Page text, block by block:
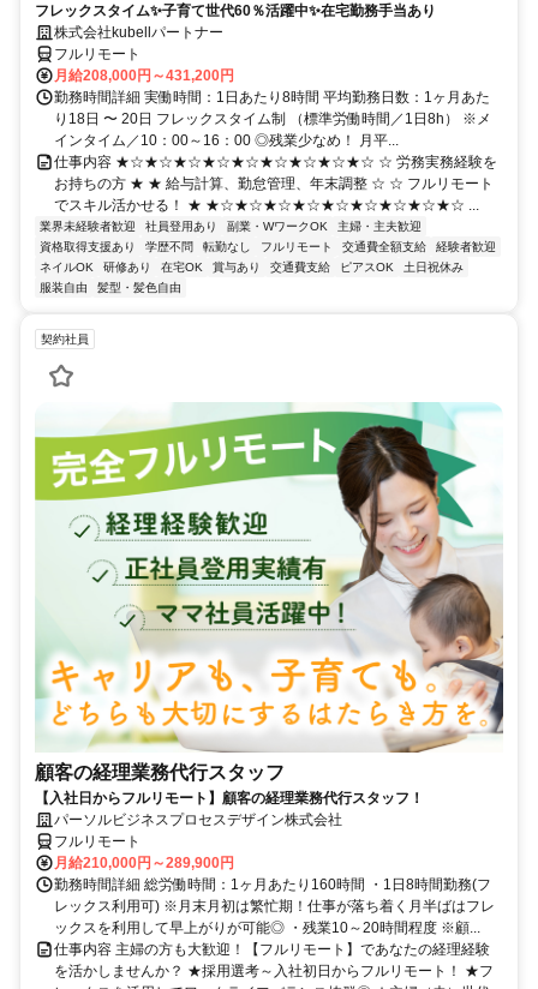
フレックスタイム✨子育て世代60％活躍中✨在宅勤務手当あり
株式会社kubellパートナー
フルリモート
月給208,000円～431,200円
勤務時間詳細 実働時間：1日あたり8時間 平均勤務日数：1ヶ月あた
り18日 〜 20日 フレックスタイム制 （標準労働時間／1日8h） ※メ
インタイム／10：00～16：00 ◎残業少なめ！ 月平...
仕事内容 ★☆★☆★☆★☆★☆★☆★☆★☆★☆ ☆ 労務実務経験を
お持ちの方 ★ ★ 給与計算、勤怠管理、年末調整 ☆ ☆ フルリモート
でスキル活かせる！ ★ ★☆★☆★☆★☆★☆★☆★☆★☆★☆ ...
業界未経験者歓迎 社員登用あり 副業・WワークOK
主婦・主夫歓迎
資格取得支援あり
学歴不問 転勤なし フルリモート 交通費全額支給
経験者歓迎
ネイルOK
研修あり 在宅OK 賞与あり 交通費支給 ピアスOK
土日祝休み
服装自由
髪型・髪色自由
契約社員
顧客の経理業務代行スタッフ
【入社日からフルリモート】顧客の経理業務代行スタッフ！
パーソルビジネスプロセスデザイン株式会社
フルリモート
月給210,000円～289,900円
勤務時間詳細 総労働時間：1ヶ月あたり160時間 ・1日8時間勤務(フ
レックス利用可) ※月末月初は繁忙期！仕事が落ち着く月半ばはフレ
ックスを利用して早上がりが可能◎ ・残業10～20時間程度 ※顧...
仕事内容 主婦の方も大歓迎！【フルリモート】であなたの経理経験
を活かしませんか？ ★採用選考～入社初日からフルリモート！ ★フ